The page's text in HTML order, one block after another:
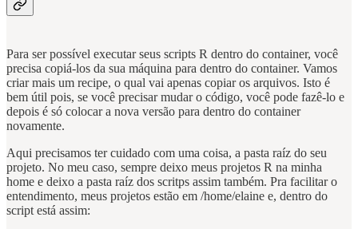
Para ser possível executar seus scripts R dentro do container, você
precisa copiá-los da sua máquina para dentro do container. Vamos
criar mais um recipe, o qual vai apenas copiar os arquivos. Isto é
bem útil pois, se você precisar mudar o código, você pode fazê-lo e
depois é só colocar a nova versão para dentro do container
novamente.
Aqui precisamos ter cuidado com uma coisa, a pasta raíz do seu
projeto. No meu caso, sempre deixo meus projetos R na minha
home e deixo a pasta raíz dos scritps assim também. Pra facilitar o
entendimento, meus projetos estão em /home/elaine e, dentro do
script está assim: